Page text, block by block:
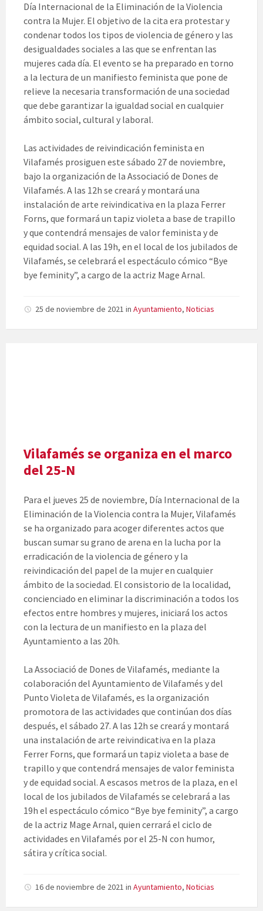
Día Internacional de la Eliminación de la Violencia
contra la Mujer. El objetivo de la cita era protestar y
condenar todos los tipos de violencia de género y las
desigualdades sociales a las que se enfrentan las
mujeres cada día. El evento se ha preparado en torno
a la lectura de un manifiesto feminista que pone de
relieve la necesaria transformación de una sociedad
que debe garantizar la igualdad social en cualquier
ámbito social, cultural y laboral.
Las actividades de reivindicación feminista en
Vilafamés prosiguen este sábado 27 de noviembre,
bajo la organización de la Associació de Dones de
Vilafamés. A las 12h se creará y montará una
instalación de arte reivindicativa en la plaza Ferrer
Forns, que formará un tapiz violeta a base de trapillo
y que contendrá mensajes de valor feminista y de
equidad social. A las 19h, en el local de los jubilados de
Vilafamés, se celebrará el espectáculo cómico “Bye
bye feminity”, a cargo de la actriz Mage Arnal.
25 de noviembre de 2021 in Ayuntamiento, Noticias
Vilafamés se organiza en el marco
del 25-N
Para el jueves 25 de noviembre, Día Internacional de la
Eliminación de la Violencia contra la Mujer, Vilafamés
se ha organizado para acoger diferentes actos que
buscan sumar su grano de arena en la lucha por la
erradicación de la violencia de género y la
reivindicación del papel de la mujer en cualquier
ámbito de la sociedad. El consistorio de la localidad,
concienciado en eliminar la discriminación a todos los
efectos entre hombres y mujeres, iniciará los actos
con la lectura de un manifiesto en la plaza del
Ayuntamiento a las 20h.
La Associació de Dones de Vilafamés, mediante la
colaboración del Ayuntamiento de Vilafamés y del
Punto Violeta de Vilafamés, es la organización
promotora de las actividades que continúan dos días
después, el sábado 27. A las 12h se creará y montará
una instalación de arte reivindicativa en la plaza
Ferrer Forns, que formará un tapiz violeta a base de
trapillo y que contendrá mensajes de valor feminista
y de equidad social. A escasos metros de la plaza, en el
local de los jubilados de Vilafamés se celebrará a las
19h el espectáculo cómico “Bye bye feminity”, a cargo
de la actriz Mage Arnal, quien cerrará el ciclo de
actividades en Vilafamés por el 25-N con humor,
sátira y crítica social.
16 de noviembre de 2021 in Ayuntamiento, Noticias